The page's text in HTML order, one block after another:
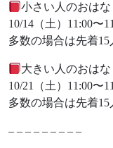
小さい人のおは
10/14（土）11:00〜
多数の場合は先着15
大きい人のおはな
10/21（土）11:00〜
多数の場合は先着15
– – – – – – – – –